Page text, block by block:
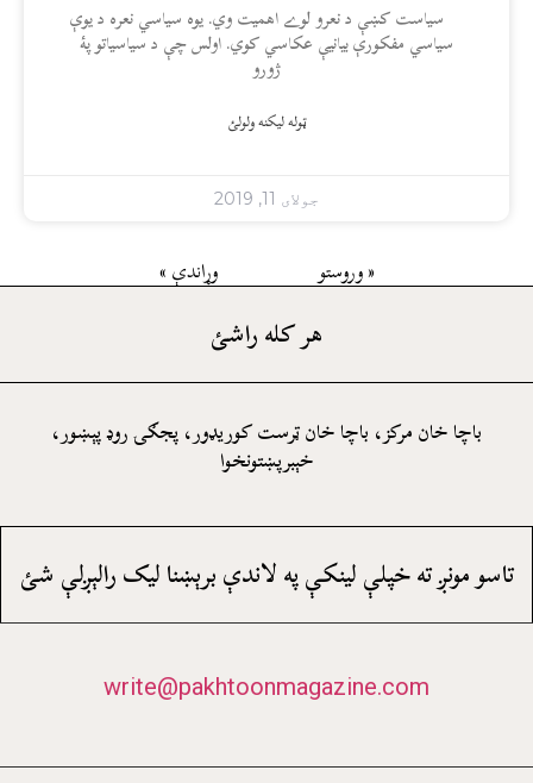
سیاست کښې د نعرو لوے اهمیت وي. یوه سیاسي نعره د یوې
سیاسي مفکورې بیانیې عکاسي کوي. اولس چې د سیاسیاتو پۀ
ژورو
ټوله ليکنه ولولئ
جولای 11, 2019
« وروستو وړاندې »
هر کله راشئ
باچا خان مرکز، باچا خان ټرست کوريډور، پجګۍ روډ پېښور،
خېبرپښتونخوا
تاسو مونږ ته خپلې لينکې په لاندې برېښنا ليک رالېږلې شئ
write@pakhtoonmagazine.com